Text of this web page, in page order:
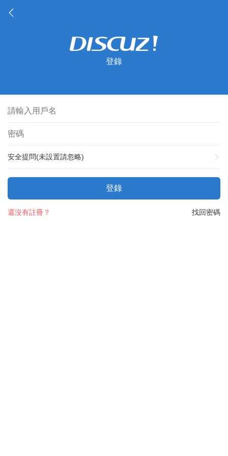
登錄
安全提問(未設置請忽略)
登錄
找回密碼
還沒有註冊？